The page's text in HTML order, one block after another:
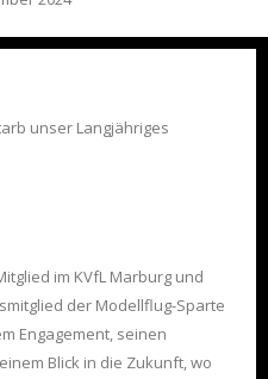
unser Langjähriges
im KVfL Marburg und
der Modellflug-Sparte
Engagement, seinen
Blick in die Zukunft, wo